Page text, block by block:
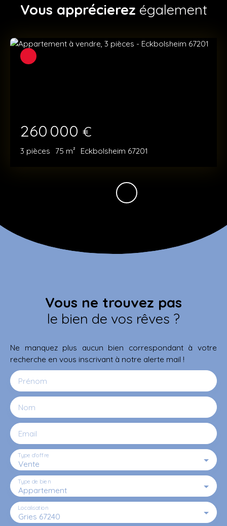
Vous apprécierez également
260 000 €
3 pièces 75 m² Eckbolsheim 67201
Vous ne trouvez pas
le bien de vos rêves ?
Ne manquez plus aucun bien correspondant à votre
recherche en vous inscrivant à notre alerte mail !
Prénom
Nom
Email
Vente
Type d'offre
Appartement
Type de bien
Gries 67240
Localisation